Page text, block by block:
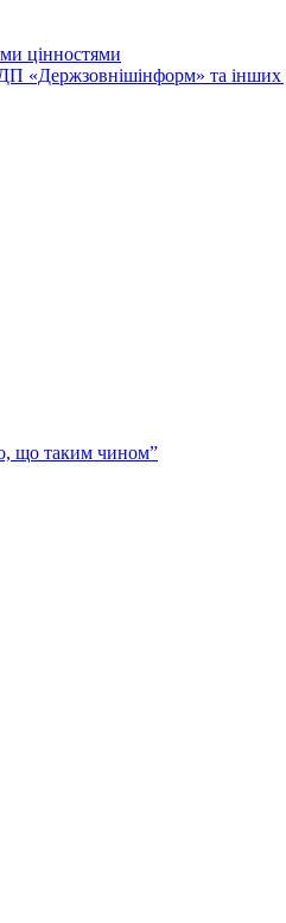
цінностями
«Держзовнішінформ» та
що таким чином”